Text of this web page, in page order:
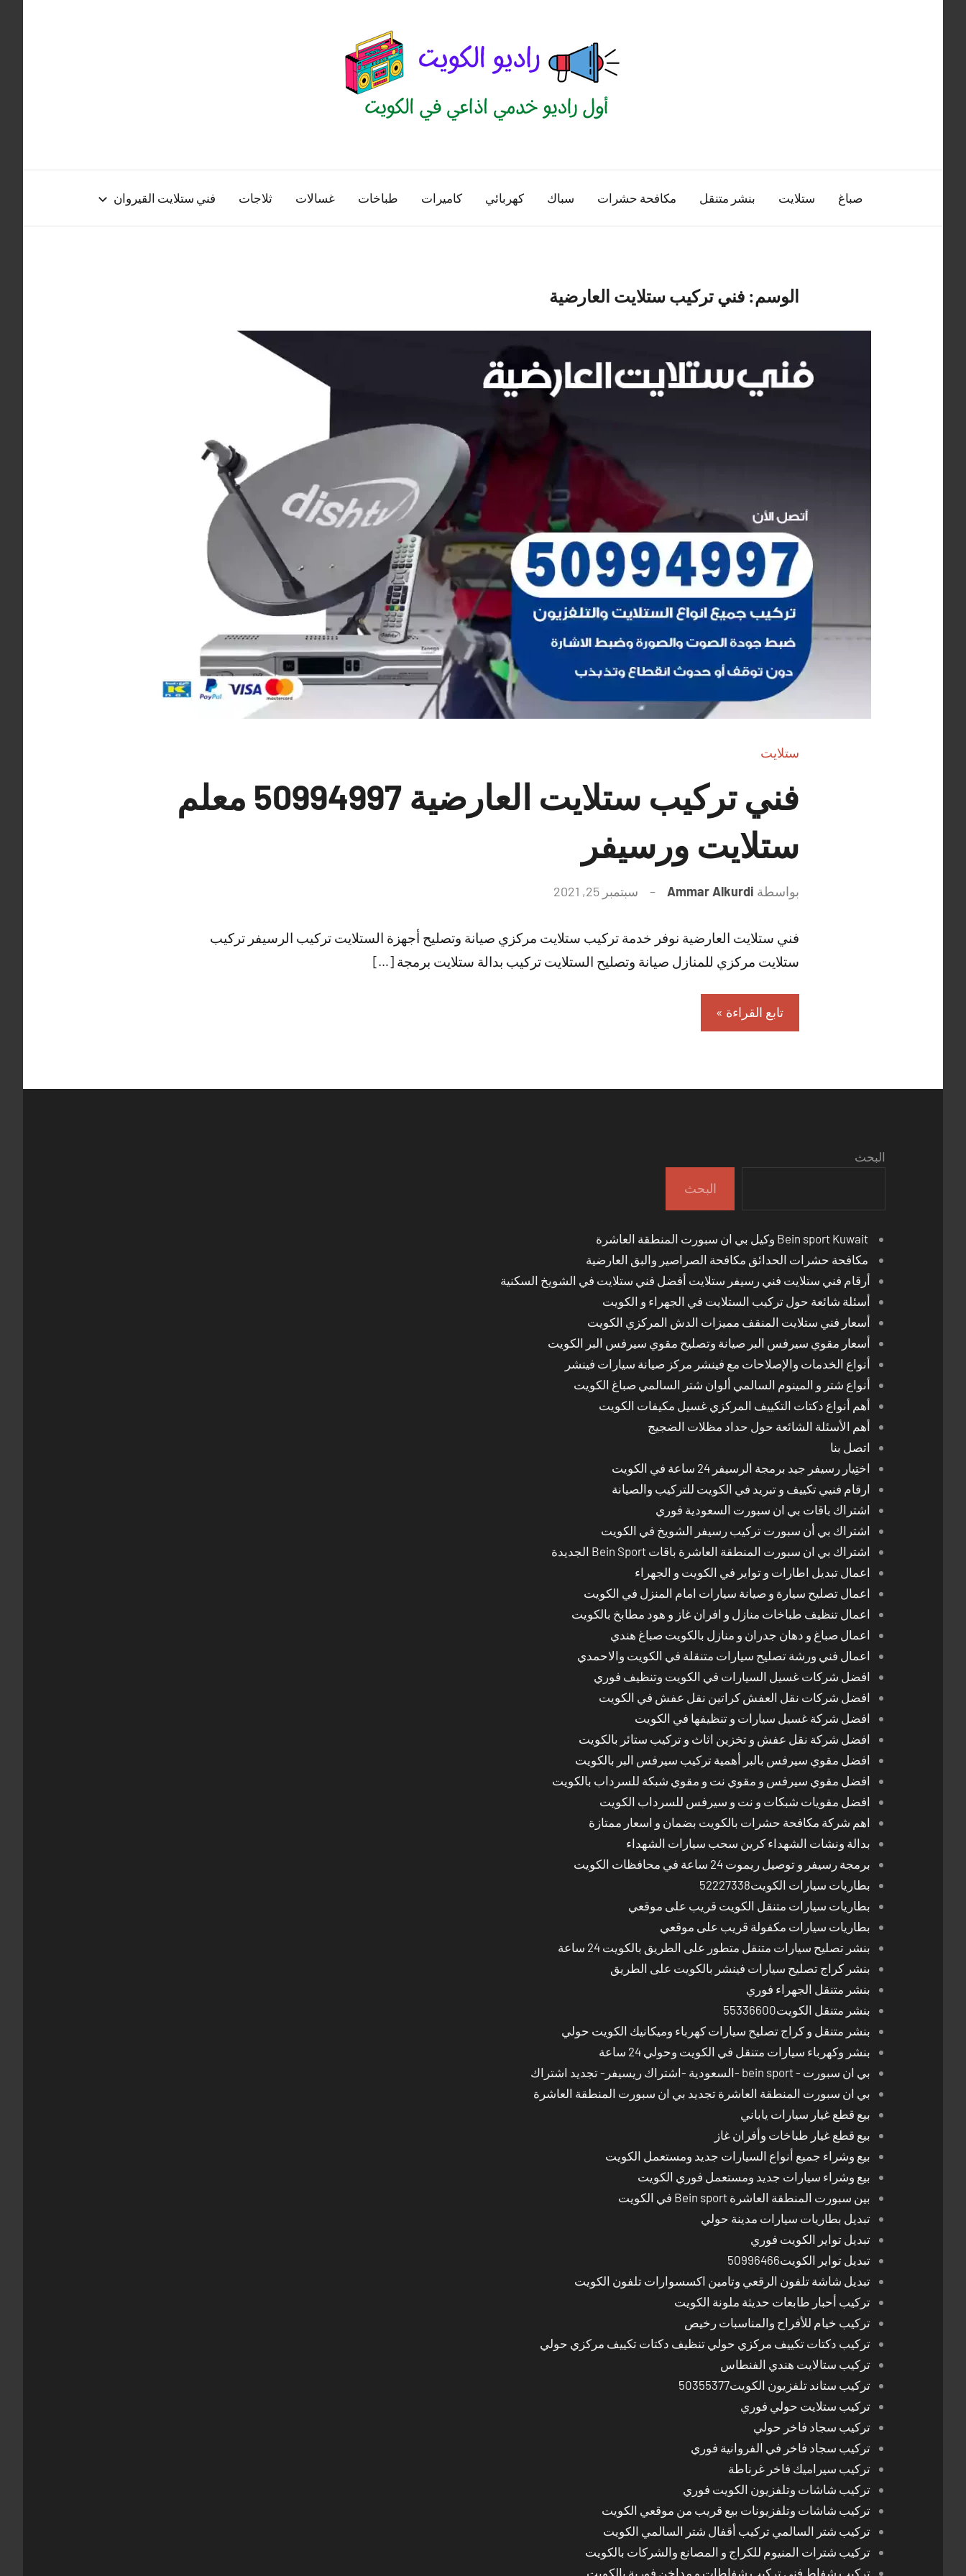
الكويت
منصة
اذاعية
صباغ ستلايت بنشر متنقل مكافحة حشرات سباك كهربائي كاميرات طباخات غسالات ثلاجات فني ستلايت القيروان
الوسم: فني تركيب ستلايت العارضية
ستلايت
فني تركيب ستلايت العارضية 50994997 معلم
ستلايت ورسيفر
بواسطة Ammar Alkurdi سبتمبر 25, 2021
تعليقات
فني ستلايت العارضية نوفر خدمة تركيب ستلايت مركزي صيانة وتصليح أجهزة الستلايت تركيب الرسيفر تركيب
ستلايت مركزي للمنازل صيانة وتصليح الستلايت تركيب بدالة ستلايت برمجة […]
تابع القراءة
البحث
البحث
Bein sport Kuwait وكيل بي ان سبورت المنطقة العاشرة
مكافحة حشرات الحدائق مكافحة الصراصير والبق العارضية
أرقام فني ستلايت فني رسيفر ستلايت أفضل فني ستلايت في الشويخ السكنية
أسئلة شائعة حول تركيب الستلايت في الجهراء و الكويت
أسعار فني ستلايت المنقف مميزات الدش المركزي الكويت
أسعار مقوي سيرفس البر صيانة وتصليح مقوي سيرفس البر الكويت
أنواع الخدمات والإصلاحات مع فينشر مركز صيانة سيارات فينشر
أنواع شتر و المينوم السالمي ألوان شتر السالمي صباغ الكويت
أهم أنواع دكتات التكييف المركزي غسيل مكيفات الكويت
أهم الأسئلة الشائعة حول حداد مظلات الضجيج
اتصل بنا
اختِيار رسيفر جيد برمجة الرسيفر 24 ساعة في الكويت
ارقام فنيي تكييف و تبريد في الكويت للتركيب والصيانة
اشتراك باقات بي ان سبورت السعودية فوري
اشتراك بي أن سبورت تركيب رسيفر الشويخ في الكويت
اشتراك بي ان سبورت المنطقة العاشرة باقات Bein Sport الجديدة
اعمال تبديل اطارات و تواير في الكويت و الجهراء
اعمال تصليح سيارة و صيانة سيارات امام المنزل في الكويت
اعمال تنظيف طباخات منازل و افران غاز و هود مطابخ بالكويت
اعمال صباغ و دهان جدران و منازل بالكويت صباغ هندي
اعمال فني ورشة تصليح سيارات متنقلة في الكويت والاحمدي
افضل شركات غسيل السيارات في الكويت وتنظيف فوري
افضل شركات نقل العفش كراتين نقل عفش في الكويت
افضل شركة غسيل سيارات و تنظيفها في الكويت
افضل شركة نقل عفش و تخزين اثاث و تركيب ستائر بالكويت
افضل مقوي سيرفس بالبر أهمية تركيب سيرفس البر بالكويت
افضل مقوي سيرفس و مقوي نت و مقوي شبكة للسرداب بالكويت
افضل مقويات شبكات و نت و سيرفس للسرداب الكويت
اهم شركة مكافحة حشرات بالكويت بضمان و اسعار ممتازة
بدالة ونشات الشهداء كرين سحب سيارات الشهداء
برمجة رسيفر و توصيل ريموت 24 ساعة في محافظات الكويت
بطاريات سيارات الكويت52227338
بطاريات سيارات متنقل الكويت قريب على موقعي
بطاريات سيارات مكفولة قريب على موقعي
بنشر تصليح سيارات متنقل متطور على الطريق بالكويت 24 ساعة
بنشر كراج تصليح سيارات فينشر بالكويت على الطريق
بنشر متنقل الجهراء فوري
بنشر متنقل الكويت55336600
بنشر متنقل و كراج تصليح سيارات كهرباء وميكانيك الكويت حولي
بنشر وكهرباء سيارات متنقل في الكويت وحولي 24 ساعة
بي ان سبورت - bein sport -السعودية -اشتراك ريسيفر- تجديد اشتراك
بي ان سبورت المنطقة العاشرة تجديد بي ان سبورت المنطقة العاشرة
بيع قطع غيار سيارات ياباني
بيع قطع غيار طباخات وأفران غاز
بيع وشراء جميع أنواع السيارات جديد ومستعمل الكويت
بيع وشراء سيارات جديد ومستعمل فوري الكويت
بين سبورت المنطقة العاشرة Bein sport في الكويت
تبديل بطاريات سيارات مدينة حولي
تبديل تواير الكويت فوري
تبديل تواير الكويت50996466
تبديل شاشة تلفون الرقعي وتامين اكسسوارات تلفون الكويت
تركيب أحبار طابعات حديثة ملونة الكويت
تركيب خيام للأفراح والمناسبات رخيص
تركيب دكتات تكييف مركزي حولي تنظيف دكتات تكييف مركزي حولي
تركيب ستالايت هندي الفنطاس
تركيب ستاند تلفزيون الكويت50355377
تركيب ستلايت حولي فوري
تركيب سجاد فاخر حولي
تركيب سجاد فاخر في الفروانية فوري
تركيب سيراميك فاخر غرناطة
تركيب شاشات وتلفزيون الكويت فوري
تركيب شاشات وتلفزيونات بيع قريب من موقعي الكويت
تركيب شتر السالمي تركيب أقفال شتر السالمي الكويت
تركيب شترات المنيوم للكراج و المصانع والشركات بالكويت
تركيب شفاط فني تركيب شفاطات و مداخن فورية بالكويت